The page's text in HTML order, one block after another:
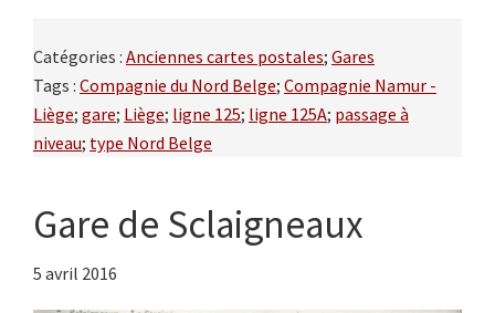
Catégories : Anciennes cartes postales; Gares
Tags : Compagnie du Nord Belge; Compagnie Namur -
Liège; gare; Liège; ligne 125; ligne 125A; passage à
niveau; type Nord Belge
Gare de Sclaigneaux
5 avril 2016